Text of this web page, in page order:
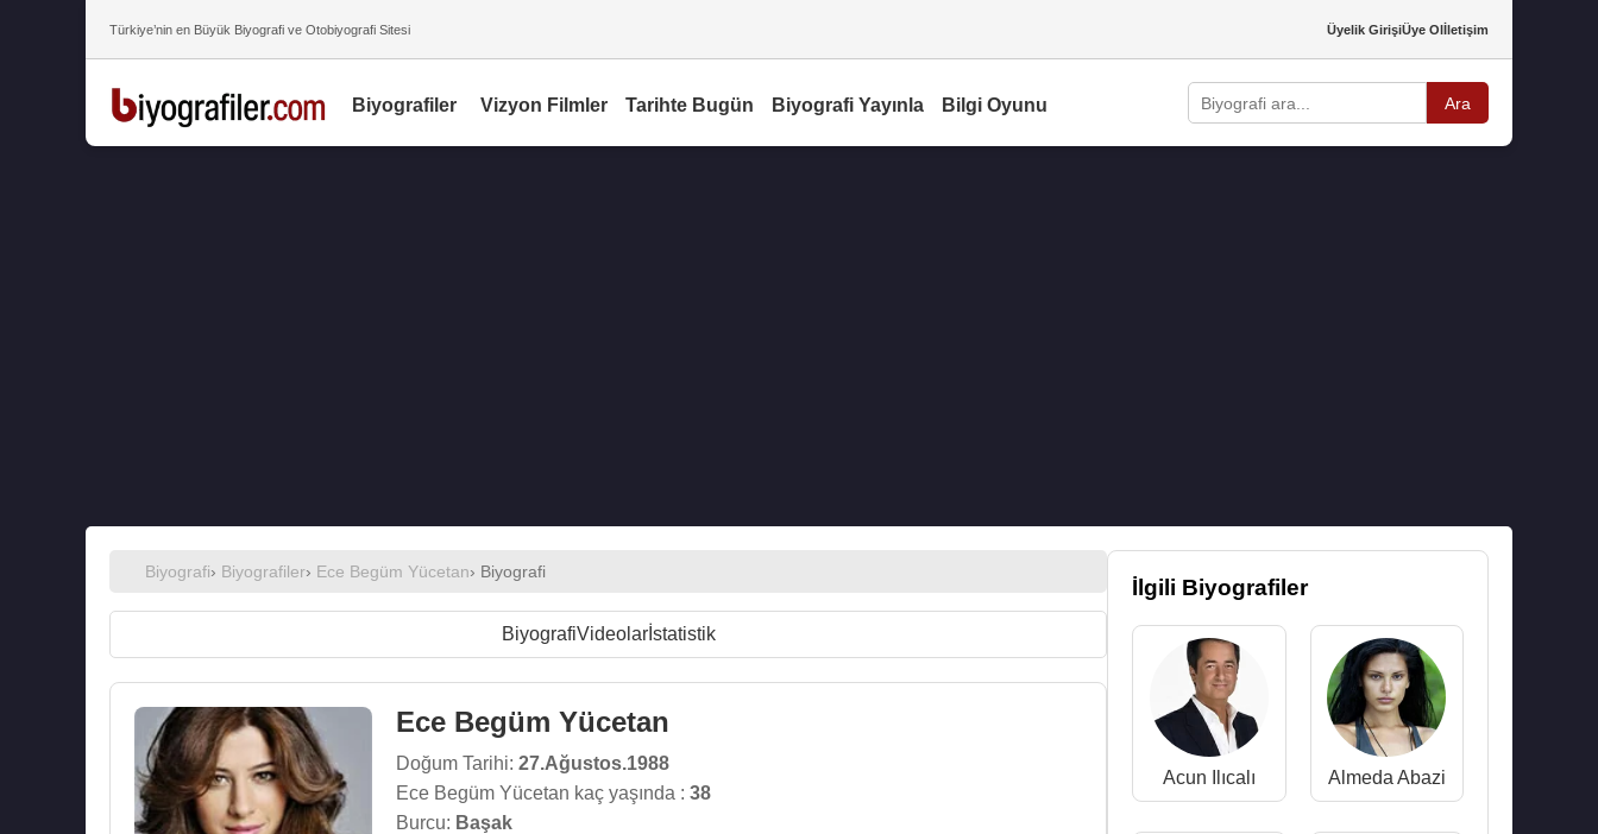
Türkiye’nin en Büyük Biyografi ve Otobiyografi Sitesi Üyelik GirişiÜye Olİletişim
Biyografiler Vizyon Filmler Tarihte Bugün Biyografi Yayınla Bilgi Oyunu Ara
Biyografi› Biyografiler› Ece Begüm Yücetan› Biyografi
BiyografiVideolarİstatistik
Ece Begüm Yücetan
Doğum Tarihi: 27.Ağustos.1988
Ece Begüm Yücetan kaç yaşında : 38
Burcu: Başak
İlgili Biyografiler
Acun Ilıcalı Almeda Abazi